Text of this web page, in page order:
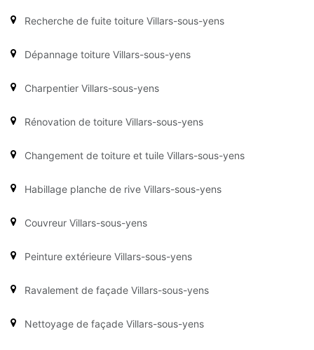
Recherche de fuite toiture Villars-sous-yens
Dépannage toiture Villars-sous-yens
Charpentier Villars-sous-yens
Rénovation de toiture Villars-sous-yens
Changement de toiture et tuile Villars-sous-yens
Habillage planche de rive Villars-sous-yens
Couvreur Villars-sous-yens
Peinture extérieure Villars-sous-yens
Ravalement de façade Villars-sous-yens
Nettoyage de façade Villars-sous-yens